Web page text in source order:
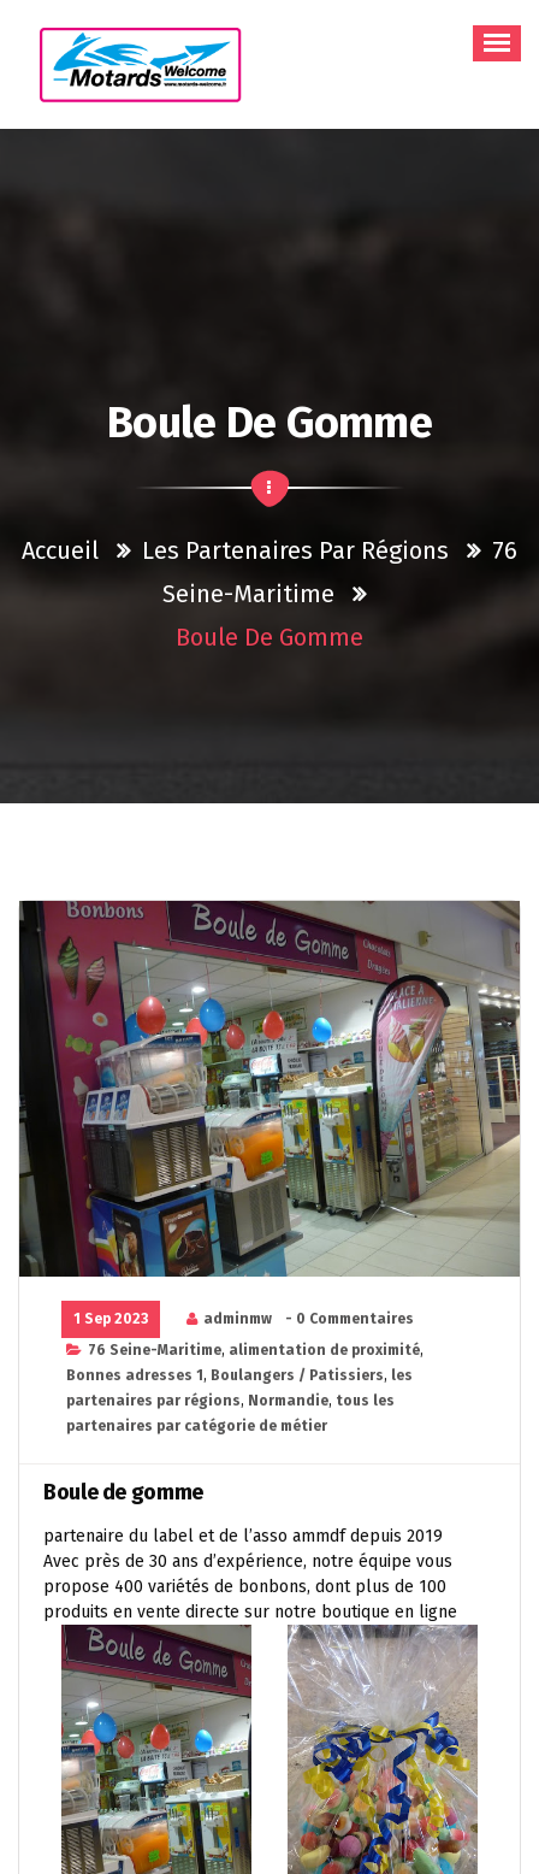
contenu
Boule De Gomme
Accueil Les Partenaires Par Régions
76
Seine-Maritime
Boule De Gomme
1 Sep 2023 adminmw
- 0 Commentaires
76 Seine-Maritime, alimentation de proximité,
Bonnes adresses 1 , Boulangers / Patissiers, les
partenaires par régions, Normandie, tous les
partenaires par catégorie de métier
Boule de gomme
partenaire du label et de l’asso ammdf depuis 2019
Avec près de 30 ans d’expérience, notre équipe vous
propose 400 variétés de bonbons, dont plus de 100
produits en vente directe sur notre boutique en ligne